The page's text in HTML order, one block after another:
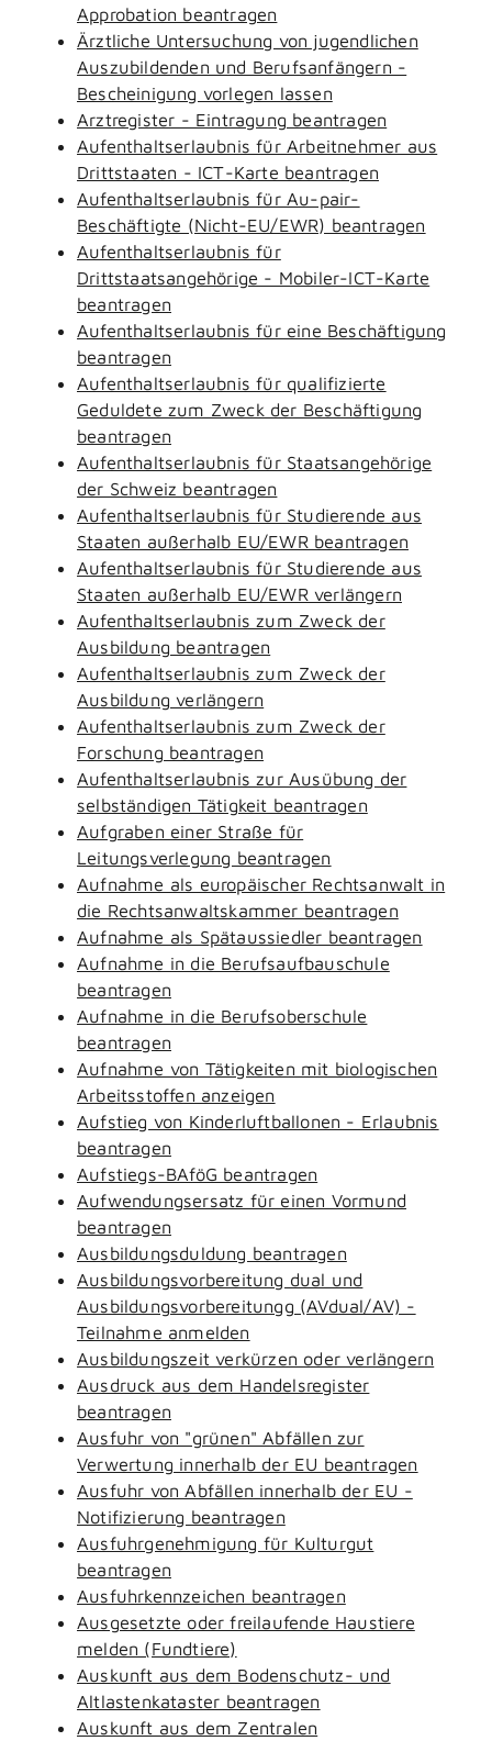
Approbation beantragen
Ärztliche Untersuchung von jugendlichen
Auszubildenden und Berufsanfängern -
Bescheinigung vorlegen lassen
Arztregister - Eintragung beantragen
Aufenthaltserlaubnis für Arbeitnehmer aus
Drittstaaten - ICT-Karte beantragen
Aufenthaltserlaubnis für Au-pair-
Beschäftigte (Nicht-EU/EWR) beantragen
Aufenthaltserlaubnis für
Drittstaatsangehörige - Mobiler-ICT-Karte
beantragen
Aufenthaltserlaubnis für eine Beschäftigung
beantragen
Aufenthaltserlaubnis für qualifizierte
Geduldete zum Zweck der Beschäftigung
beantragen
Aufenthaltserlaubnis für Staatsangehörige
der Schweiz beantragen
Aufenthaltserlaubnis für Studierende aus
Staaten außerhalb EU/EWR beantragen
Aufenthaltserlaubnis für Studierende aus
Staaten außerhalb EU/EWR verlängern
Aufenthaltserlaubnis zum Zweck der
Ausbildung beantragen
Aufenthaltserlaubnis zum Zweck der
Ausbildung verlängern
Aufenthaltserlaubnis zum Zweck der
Forschung beantragen
Aufenthaltserlaubnis zur Ausübung der
selbständigen Tätigkeit beantragen
Aufgraben einer Straße für
Leitungsverlegung beantragen
Aufnahme als europäischer Rechtsanwalt in
die Rechtsanwaltskammer beantragen
Aufnahme als Spätaussiedler beantragen
Aufnahme in die Berufsaufbauschule
beantragen
Aufnahme in die Berufsoberschule
beantragen
Aufnahme von Tätigkeiten mit biologischen
Arbeitsstoffen anzeigen
Aufstieg von Kinderluftballonen - Erlaubnis
beantragen
Aufstiegs-BAföG beantragen
Aufwendungsersatz für einen Vormund
beantragen
Ausbildungsduldung beantragen
Ausbildungsvorbereitung dual und
Ausbildungsvorbereitungg (AVdual/AV) -
Teilnahme anmelden
Ausbildungszeit verkürzen oder verlängern
Ausdruck aus dem Handelsregister
beantragen
Ausfuhr von "grünen" Abfällen zur
Verwertung innerhalb der EU beantragen
Ausfuhr von Abfällen innerhalb der EU -
Notifizierung beantragen
Ausfuhrgenehmigung für Kulturgut
beantragen
Ausfuhrkennzeichen beantragen
Ausgesetzte oder freilaufende Haustiere
melden (Fundtiere)
Auskunft aus dem Bodenschutz- und
Altlastenkataster beantragen
Auskunft aus dem Zentralen